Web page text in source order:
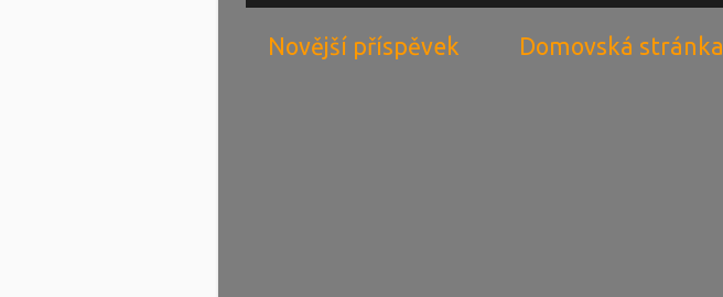
Novější příspěvek Domovská stránka